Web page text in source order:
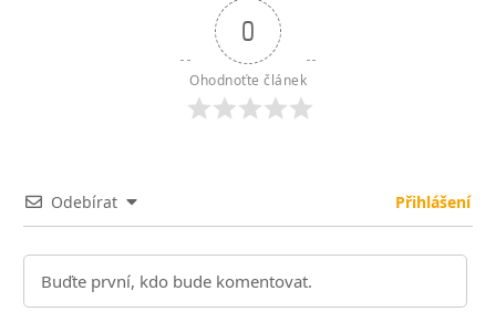
0
Ohodnoťte článek
Odebírat Přihlášení